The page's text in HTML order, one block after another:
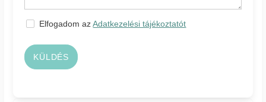
Elfogadom azAdatkezelési tájékoztatót
KÜLDÉS